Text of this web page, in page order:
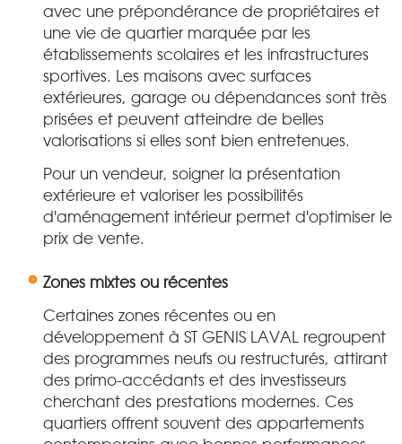
avec une prépondérance de propriétaires et
une vie de quartier marquée par les
établissements scolaires et les infrastructures
sportives. Les maisons avec surfaces
extérieures, garage ou dépendances sont très
prisées et peuvent atteindre de belles
valorisations si elles sont bien entretenues.
Pour un vendeur, soigner la présentation
extérieure et valoriser les possibilités
d'aménagement intérieur permet d'optimiser le
prix de vente.
Zones mixtes ou récentes
Certaines zones récentes ou en
développement à ST GENIS LAVAL regroupent
des programmes neufs ou restructurés, attirant
des primo-accédants et des investisseurs
cherchant des prestations modernes. Ces
quartiers offrent souvent des appartements